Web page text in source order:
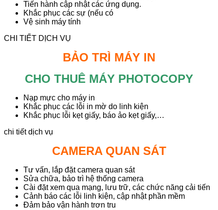
Tiến hành cập nhật các ứng dụng.
Khắc phục các sự (nếu có
Vệ sinh máy tính
CHI TIẾT DỊCH VỤ
BẢO TRÌ MÁY IN
CHO THUÊ MÁY PHOTOCOPY
Nạp mực cho máy in
Khắc phục các lỗi in mờ do linh kiện
Khắc phục lỗi kẹt giấy, báo ảo kẹt giấy,…
chi tiết dịch vụ
CAMERA QUAN SÁT
Tư vấn, lắp đặt camera quan sát
Sửa chữa, bảo trì hệ thống camera
Cài đặt xem qua mạng, lưu trữ, các chức năng cải tiến
Cảnh báo các lỗi linh kiện, cập nhật phần mềm
Đảm bảo vận hành trơn tru